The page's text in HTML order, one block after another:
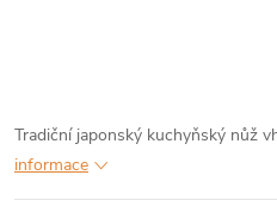
Tradiční japonský kuchyňský nůž
informace